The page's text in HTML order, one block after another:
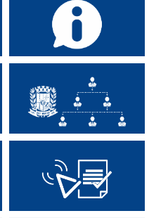
Consulte o E-sic
Estrutura Organizacional